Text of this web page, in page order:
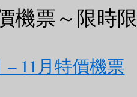
巴#世界文化遺
機票～限時
– 11月特價機票